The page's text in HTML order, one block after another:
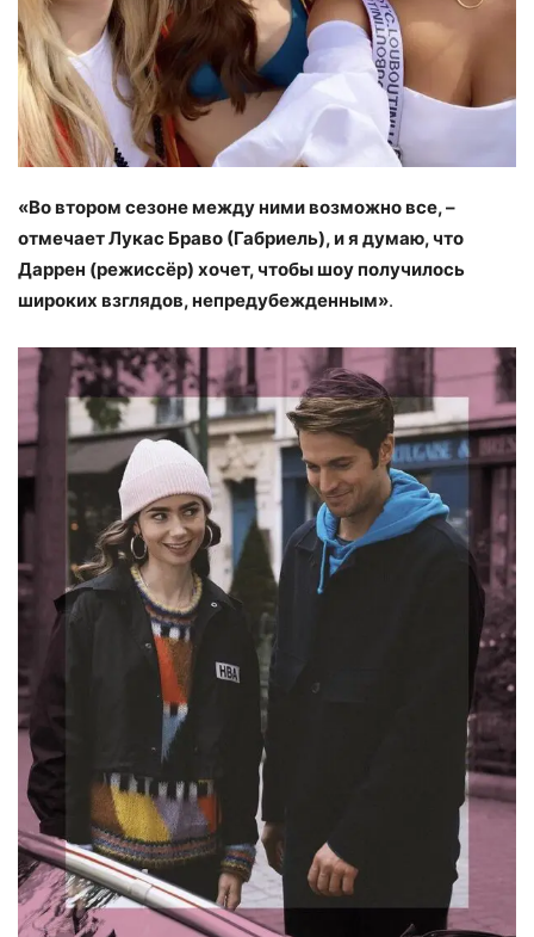
«Во втором сезоне между ними возможно все, –
отмечает Лукас Браво (Габриель), и я думаю, что
Даррен (режиссёр) хочет, чтобы шоу получилось
широких взглядов, непредубежденным».